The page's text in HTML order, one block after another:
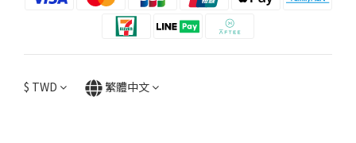
$ TWD 繁體中文